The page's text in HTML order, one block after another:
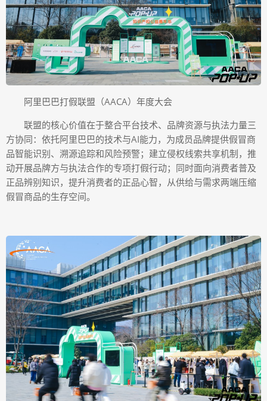
阿里巴巴打假联盟（AACA）年度大会
联盟的核心价值在于整合平台技术、品牌资源与执法力量三
方协同：依托阿里巴巴的技术与AI能力，为成员品牌提供假冒商
品智能识别、溯源追踪和风险预警；建立侵权线索共享机制，推
动开展品牌方与执法合作的专项打假行动；同时面向消费者普及
正品辨别知识，提升消费者的正品心智，从供给与需求两端压缩
假冒商品的生存空间。